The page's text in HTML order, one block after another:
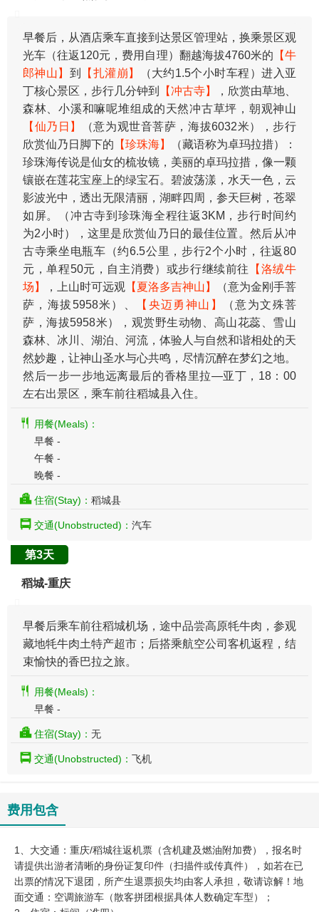
早餐后，从酒店乘车直接到达景区管理站，换乘景区观
光车（往返120元，费用自理）翻越海拔4760米的 【牛
郎神山】 到 【扎灌崩】
（大约1.5个小时车程）进入亚
丁核心景区，步行几分钟到
【冲古寺】
，欣赏由草地、
森林、小溪和嘛呢堆组成的天然冲古草坪，朝观神山
【仙乃日】
（意为观世音菩萨，海拔6032米），步行
欣赏仙乃日脚下的 【珍珠海】
（藏语称为卓玛拉措）：
珍珠海传说是仙女的梳妆镜，美丽的卓玛拉措，像一颗
镶嵌在莲花宝座上的绿宝石。碧波荡漾，水天一色，云
影波光中，透出无限清丽，湖畔四周，参天巨树，苍翠
如屏。（冲古寺到珍珠海全程往返3KM，步行时间约
为2小时），这里是欣赏仙乃日的最佳位置。然后从冲
古寺乘坐电瓶车（约6.5公里，步行2个小时，往返80
元，单程50元，自主消费）或步行继续前往
【洛绒牛
场】
，上山时可远观 【夏洛多吉神山】
（意为金刚手菩
萨，海拔5958米）、
【央迈勇神山】
（意为文殊菩
萨，海拔5958米），观赏野生动物、高山花蕊、雪山
森林、冰川、湖泊、河流，体验人与自然和谐相处的天
然妙趣，让神山圣水与心共鸣，尽情沉醉在梦幻之地。
然后一步一步地远离最后的香格里拉—亚丁，18：00
左右出景区，乘车前往稻城县入住。
用餐(Meals)：
早餐 -
午餐 -
晚餐 -
住宿(Stay)： 稻城县
交通(Unobstructed)： 汽车
第3天
稻城-重庆
早餐后乘车前往稻城机场，途中品尝高原牦牛肉，参观
藏地牦牛肉土特产超市；后搭乘航空公司客机返程，结
束愉快的香巴拉之旅。
用餐(Meals)：
早餐 -
住宿(Stay)： 无
交通(Unobstructed)： 飞机
费用包含
1、大交通：重庆/稻城往返机票（含机建及燃油附加费），报名时
请提供出游者清晰的身份证复印件（扫描件或传真件），如若在已
出票的情况下退团，所产生退票损失均由客人承担，敬请谅解！地
面交通：空调旅游车（散客拼团根据具体人数确定车型）；